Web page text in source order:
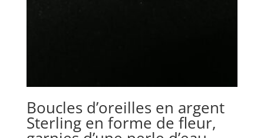
Boucles d’oreilles en argent
Sterling en forme de fleur,